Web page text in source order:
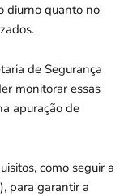
diurno quanto no
de Segurança
monitorar essas
apuração de
como seguir a
para garantir a